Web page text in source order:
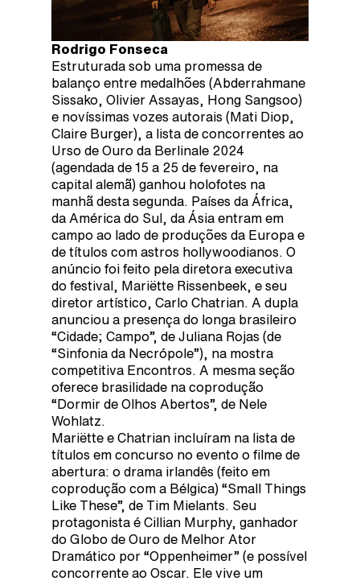
Rodrigo Fonseca
Estruturada sob uma promessa de
balanço entre medalhões (Abderrahmane
Sissako, Olivier Assayas, Hong Sangsoo)
e novíssimas vozes autorais (Mati Diop,
Claire Burger), a lista de concorrentes ao
Urso de Ouro da Berlinale 2024
(agendada de 15 a 25 de fevereiro, na
capital alemã) ganhou holofotes na
manhã desta segunda. Países da África,
da América do Sul, da Ásia entram em
campo ao lado de produções da Europa e
de títulos com astros hollywoodianos. O
anúncio foi feito pela diretora executiva
do festival, Mariëtte Rissenbeek, e seu
diretor artístico, Carlo Chatrian. A dupla
anunciou a presença do longa brasileiro
“Cidade; Campo”, de Juliana Rojas (de
“Sinfonia da Necrópole”), na mostra
competitiva Encontros. A mesma seção
oferece brasilidade na coprodução
“Dormir de Olhos Abertos”, de Nele
Wohlatz.
Mariëtte e Chatrian incluíram na lista de
títulos em concurso no evento o filme de
abertura: o drama irlandês (feito em
coprodução com a Bélgica) “Small Things
Like These”, de Tim Mielants. Seu
protagonista é Cillian Murphy, ganhador
do Globo de Ouro de Melhor Ator
Dramático por “Oppenheimer” (e possível
concorrente ao Oscar. Ele vive um